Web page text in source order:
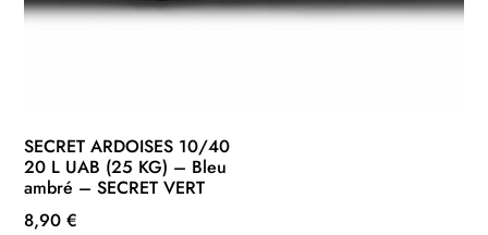
SECRET ARDOISES 10/40
20 L UAB (25 KG) – Bleu
ambré – SECRET VERT
8,90€